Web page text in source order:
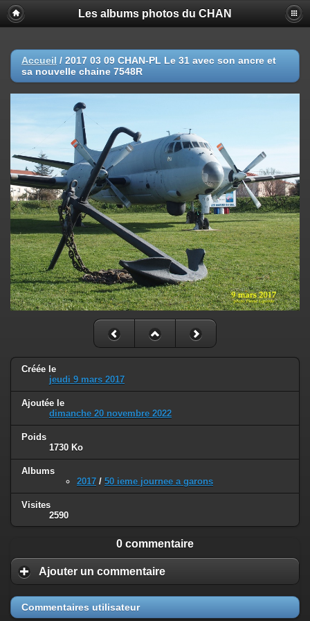
Les albums photos du CHAN
Accueil / 2017 03 09 CHAN-PL Le 31 avec son ancre et
sa nouvelle chaine 7548R
Créée le
jeudi 9 mars 2017
Ajoutée le
dimanche 20 novembre 2022
Poids
1730 Ko
Albums
2017 / 50 ieme journee a garons
Visites
2590
0 commentaire
Ajouter un commentaire
Commentaires utilisateur